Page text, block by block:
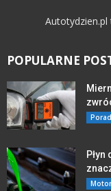
POPULARNE